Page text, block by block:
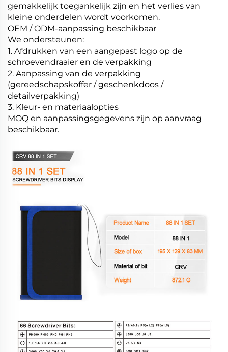
gemakkelijk toegankelijk zijn en het verlies van
kleine onderdelen wordt voorkomen.
OEM / ODM-aanpassing beschikbaar
We ondersteunen:
1. Afdrukken van een aangepast logo op de
schroevendraaier en de verpakking
2. Aanpassing van de verpakking
(gereedschapskoffer / geschenkdoos /
detailverpakking)
3. Kleur- en materiaalopties
MOQ en aanpassingsgegevens zijn op aanvraag
beschikbaar.